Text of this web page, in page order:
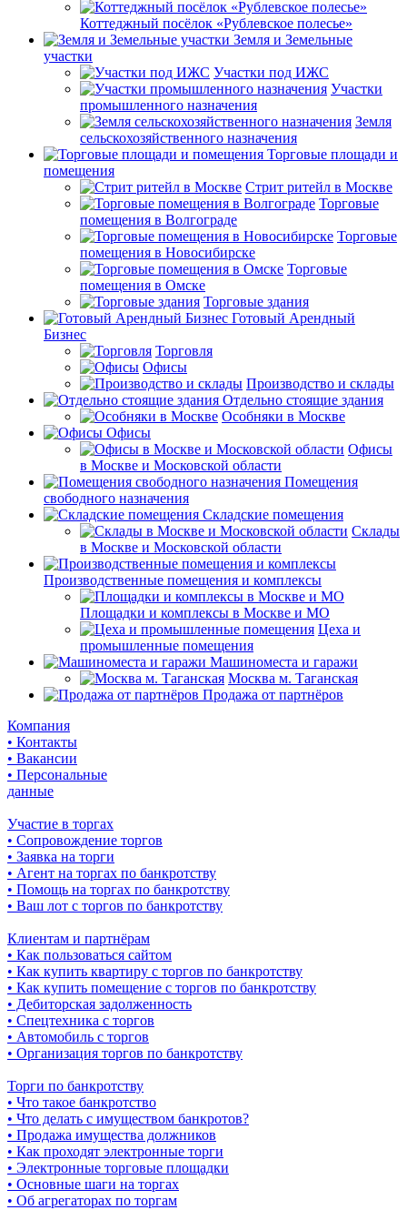
Коттеджный посёлок «Рублевское полесье»
Земля и Земельные
участки
Участки под ИЖС
Участки
промышленного назначения
Земля
сельскохозяйственного назначения
Торговые площади и
помещения
Стрит ритейл в Москве
Торговые
помещения в Волгограде
Торговые
помещения в Новосибирске
Торговые
помещения в Омске
Торговые здания
Готовый Арендный
Бизнес
Торговля
Офисы
Производство и склады
Отдельно стоящие здания
Особняки в Москве
Офисы
Офисы
в Москве и Московской области
Помещения
свободного назначения
Складские помещения
Склады
в Москве и Московской области
Производственные помещения и комплексы
Площадки и комплексы в Москве и МО
Цеха и
промышленные помещения
Машиноместа и гаражи
Москва м. Таганская
Продажа от партнёров
Компания
• Контакты
• Вакансии
• Персональные
данные
Участие в торгах
• Сопровождение торгов
• Заявка на торги
• Агент на торгах по банкротству
• Помощь на торгах по банкротству
• Ваш лот с торгов по банкротству
Клиентам и партнёрам
• Как пользоваться сайтом
• Как купить квартиру с торгов по банкротству
• Как купить помещение с торгов по банкротству
• Дебиторская задолженность
• Спецтехника с торгов
• Автомобиль с торгов
• Организация торгов по банкротству
Торги по банкротству
• Что такое банкротство
• Что делать с имуществом банкротов?
• Продажа имущества должников
• Как проходят электронные торги
• Электронные торговые площадки
• Основные шаги на торгах
• Об агрегаторах по торгам